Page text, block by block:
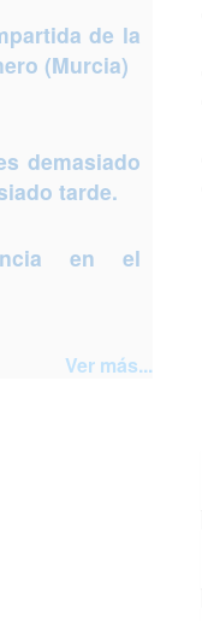
de la
(Murcia)
demasiado
tarde.
en el
Ver más...